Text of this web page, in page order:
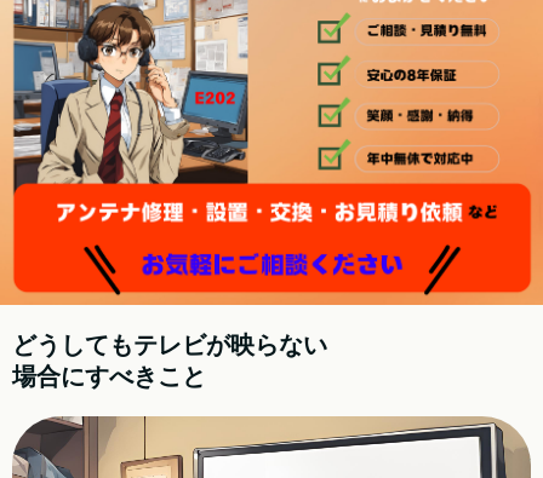
どうしてもテレビが映らない
場合にすべきこと